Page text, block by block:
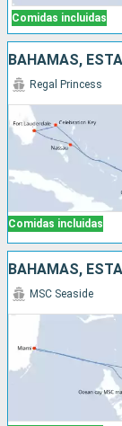
Comidas incluidas
BAHAMAS,
Comidas incluidas
Regal Princess
BAHAMAS,
MSC Seaside